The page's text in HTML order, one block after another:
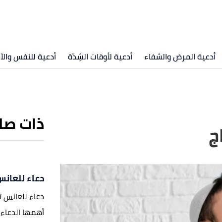
أدعية المرض والشفاء أدعية لأوقات الشِدّة أدعية للنفس
ذات
دعاء
دعاء
أهمها